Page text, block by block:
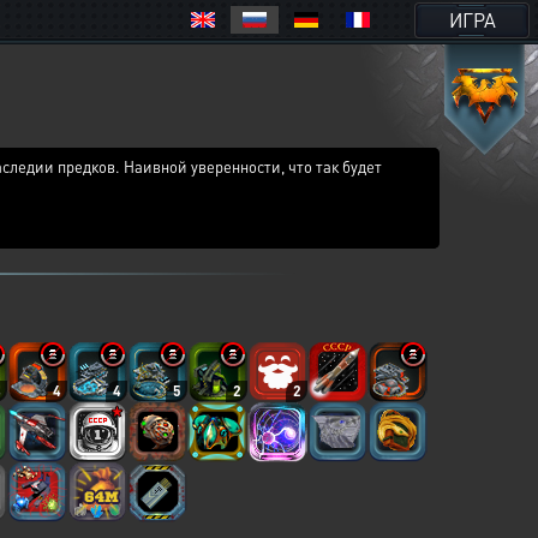
ИГРА
предков. Наивной уверенности, что так будет
4 4 5 2 2